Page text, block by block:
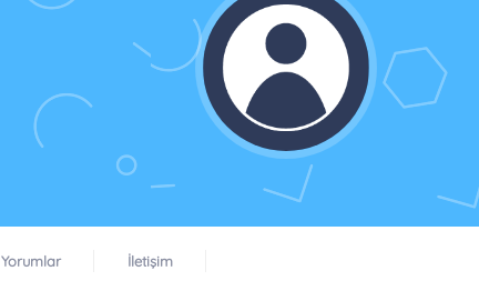
Yorumlar İletişim